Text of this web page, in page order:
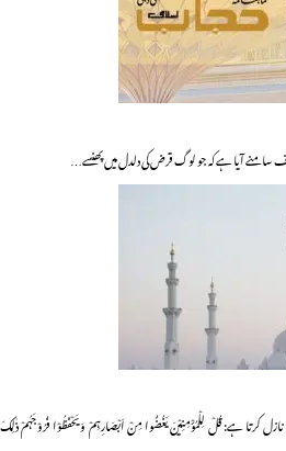
سامنے آیا ہے کہ جو لوگ قرض کی دلدل میں پھنسے…
نازل کرتا ہے: قُلْ لِلْمُؤْمِنِیْنَ یَغُضُّوا مِنْ اَبْصَارِہِمْ وَیَحْفَظُوْا فُرُوْجَہُمْ ذٰلِکَ